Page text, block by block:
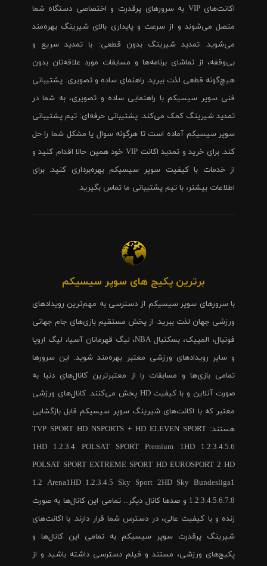
اکانت‌های VIP به سرورهای پرقدرت و اختصاصی دستگاه شما
متصل می‌شوند و از سرعت و پایداری بالای شیرینگ بهره‌مند
می‌شوید. تمدید شیرینگ بدون قطعی: با تمدید سریع و
بی‌وقفه، از تماشای برنامه‌ها و مسابقات مورد علاقه‌تان بدون
هیچ‌گونه قطعی لذت ببرید. راهنمای ساده و تصویری: پشتیبانی
فنی سوپر سیسیکم با راهنمایی ساده و تصویری، به شما در
تمدید شیرینگ کمک می‌کند. پشتیبانی حرفه‌ای: تیم پشتیبانی
سوپر سیسیکم آماده است تا هرگونه سوال یا مشکل شما را حل
کند. برای خرید و تمدید اکانت VIP خود همین حالا اقدام کنید و
از خدمات با کیفیت سوپر سیسیکم بهره‌برداری کنید. برای
اطلاعات بیشتر، با تیم پشتیبانی ما تماس بگیرید.
برترین پکیج های سوپر سیسیکم
با سرورهای سوپر سیسیکم از دسترسی به مهم‌ترین رویدادهای
ورزشی جهان لذت ببرید. از پخش مستقیم بازی‌های جام جهانی
فوتبال، المپیک، بسکتبال NBA، لیگ قهرمانان آسیا، لیگ اروپا
و سایر رویدادهای ورزشی معتبر بهره‌مند شوید. این سرورها
تمامی بازی‌ها و مسابقات را از معتبرترین کانال‌های دنیا به
صورت آنلاین و با کیفیت HD پخش می‌کنند. کانال‌های ورزشی
معتبر که با اکانت‌های شیرینگ سوپر سیسیکم قابل بازگشایی
هستند: TVP SPORT HD NSPORTS + HD ELEVEN SPORT
1HD 1.2.3.4 POLSAT SPORT Premium 1HD 1.2.3.4.5.6
POLSAT SPORT EXTREME SPORT HD EUROSPORT 2 HD
1.2 Arena1HD 1.2.3.4.5 Sky Sport 2HD Sky Bundesliga1
1.2.3.4.5.6.7.8 و صدها کانال دیگر... تمامی این کانال‌ها به صورت
زنده و با کیفیت عالی، در دسترس شما قرار دارند. با اکانت‌های
شیرینگ پرقدرت سوپر سیسیکم به تمامی این کانال‌ها و
پکیج‌های ورزشی، مستند و فیلم دسترسی داشته باشید و از